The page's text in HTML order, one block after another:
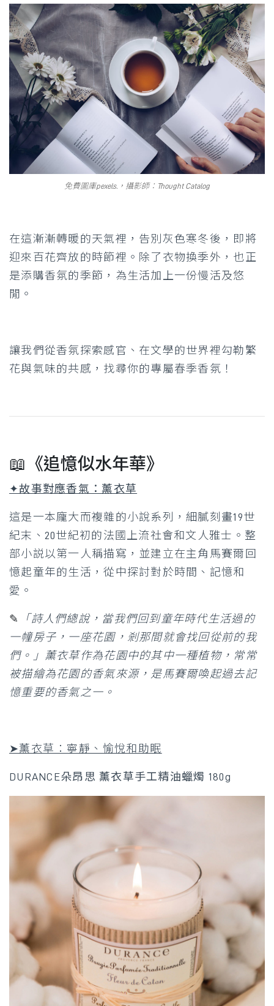
免費圖庫pexels.，攝影師：Thought Catalog
在這漸漸轉暖的天氣裡，告別灰色寒冬後，即將
迎來百花齊放的時節裡。除了衣物換季外，也正
是添購香氛的季節，為生活加上一份慢活及悠
閒。
讓我們從香氛探索感官、在文學的世界裡勾勒繁
花與氣味的共感，找尋你的專屬春季香氛！
📖《追憶似水年華》
✦故事對應香氣：薰衣草
這是一本龐大而複雜的小說系列，細膩刻畫19世
紀末、20世紀初的法國上流社會和文人雅士。整
部小説以第一人稱描寫，並建立在主角馬賽爾回
憶起童年的生活，從中探討對於時間、記憶和
愛。
✎
「詩人們總說，當我們回到童年時代生活過的
一幢房子，一座花園，剎那間就會找回從前的我
們。」薰衣草作為花園中的其中一種植物，常常
被描繪為花園的香氣來源，是馬賽爾喚起過去記
憶重要的香氣之一。
➤薰衣草：寧靜、愉悅和助眠
DURANCE朵昂思 薰衣草手工精油蠟燭 180g